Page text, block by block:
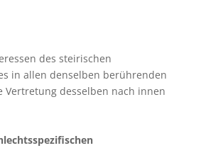
des steirischen
in allen denselben berührenden
Vertretung desselben nach innen